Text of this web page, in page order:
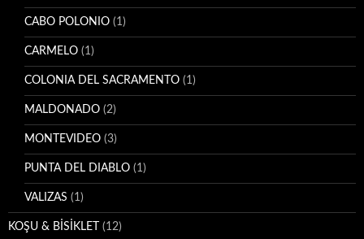
CABO POLONIO (1)
CARMELO (1)
COLONIA DEL SACRAMENTO (1)
MALDONADO (2)
MONTEVIDEO (3)
PUNTA DEL DIABLO (1)
VALIZAS (1)
KOŞU & BİSİKLET (12)